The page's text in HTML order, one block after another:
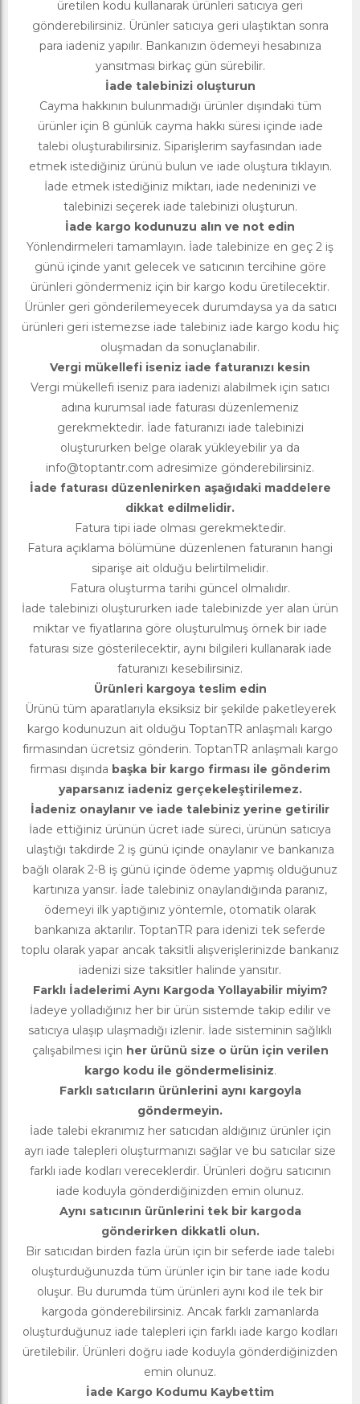
üretilen kodu kullanarak ürünleri satıcıya geri
gönderebilirsiniz. Ürünler satıcıya geri ulaştıktan sonra
para iadeniz yapılır. Bankanızın ödemeyi hesabınıza
yansıtması birkaç gün sürebilir.
İade talebinizi oluşturun
Cayma hakkının bulunmadığı ürünler dışındaki tüm
ürünler için 8 günlük cayma hakkı süresi içinde iade
talebi oluşturabilirsiniz. Siparişlerim sayfasından iade
etmek istediğiniz ürünü bulun ve iade oluştura tıklayın.
İade etmek istediğiniz miktarı, iade nedeninizi ve
talebinizi seçerek iade talebinizi oluşturun.
İade kargo kodunuzu alın ve not edin
Yönlendirmeleri tamamlayın. İade talebinize en geç 2 iş
günü içinde yanıt gelecek ve satıcının tercihine göre
ürünleri göndermeniz için bir kargo kodu üretilecektir.
Ürünler geri gönderilemeyecek durumdaysa ya da satıcı
ürünleri geri istemezse iade talebiniz iade kargo kodu hiç
oluşmadan da sonuçlanabilir.
Vergi mükellefi iseniz iade faturanızı kesin
Vergi mükellefi iseniz para iadenizi alabilmek için satıcı
adına kurumsal iade faturası düzenlemeniz
gerekmektedir. İade faturanızı iade talebinizi
oluştururken belge olarak yükleyebilir ya da
info@toptantr.com adresimize gönderebilirsiniz.
İade faturası düzenlenirken aşağıdaki maddelere
dikkat edilmelidir.
Fatura tipi iade olması gerekmektedir.
Fatura açıklama bölümüne düzenlenen faturanın hangi
siparişe ait olduğu belirtilmelidir.
Fatura oluşturma tarihi güncel olmalıdır.
İade talebinizi oluştururken iade talebinizde yer alan ürün
miktar ve fiyatlarına göre oluşturulmuş örnek bir iade
faturası size gösterilecektir, aynı bilgileri kullanarak iade
faturanızı kesebilirsiniz.
Ürünleri kargoya teslim edin
Ürünü tüm aparatlarıyla eksiksiz bir şekilde paketleyerek
kargo kodunuzun ait olduğu ToptanTR anlaşmalı kargo
firmasından ücretsiz gönderin. ToptanTR anlaşmalı kargo
firması dışında başka bir kargo firması ile gönderim
yaparsanız iadeniz gerçekeleştirilemez.
İadeniz onaylanır ve iade talebiniz yerine getirilir
İade ettiğiniz ürünün ücret iade süreci, ürünün satıcıya
ulaştığı takdirde 2 iş günü içinde onaylanır ve bankanıza
bağlı olarak 2-8 iş günü içinde ödeme yapmış olduğunuz
kartınıza yansır. İade talebiniz onaylandığında paranız,
ödemeyi ilk yaptığınız yöntemle, otomatik olarak
bankanıza aktarılır. ToptanTR para idenizi tek seferde
toplu olarak yapar ancak taksitli alışverişlerinizde bankanız
iadenizi size taksitler halinde yansıtır.
Farklı İadelerimi Aynı Kargoda Yollayabilir miyim?
İadeye yolladığınız her bir ürün sistemde takip edilir ve
satıcıya ulaşıp ulaşmadığı izlenir. İade sisteminin sağlıklı
çalışabilmesi için her ürünü size o ürün için verilen
kargo kodu ile göndermelisiniz.
Farklı satıcıların ürünlerini aynı kargoyla
göndermeyin.
İade talebi ekranımız her satıcıdan aldığınız ürünler için
ayrı iade talepleri oluşturmanızı sağlar ve bu satıcılar size
farklı iade kodları vereceklerdir. Ürünleri doğru satıcının
iade koduyla gönderdiğinizden emin olunuz.
Aynı satıcının ürünlerini tek bir kargoda
gönderirken dikkatli olun.
Bir satıcıdan birden fazla ürün için bir seferde iade talebi
oluşturduğunuzda tüm ürünler için bir tane iade kodu
oluşur. Bu durumda tüm ürünleri aynı kod ile tek bir
kargoda gönderebilirsiniz. Ancak farklı zamanlarda
oluşturduğunuz iade talepleri için farklı iade kargo kodları
üretilebilir. Ürünleri doğru iade koduyla gönderdiğinizden
emin olunuz.
İade Kargo Kodumu Kaybettim